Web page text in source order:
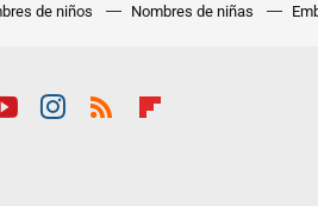
de niños Nombres de niñas